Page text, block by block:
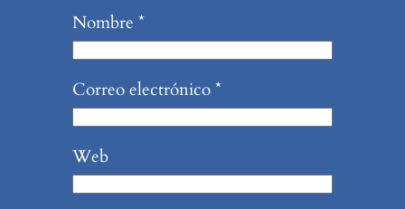
Nombre *
Correo electrónico*
Web